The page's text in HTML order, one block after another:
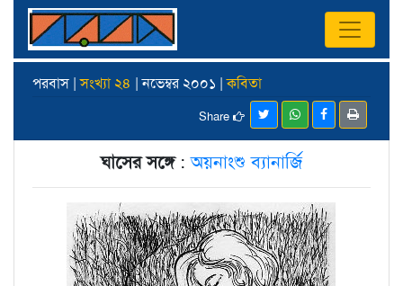
পরবাস |সংখ্যা ২৪ | নভেম্বর ২০০১ |কবিতা
Share
ঘাসের সঙ্গে:অয়নাংশু ব্যানার্জি